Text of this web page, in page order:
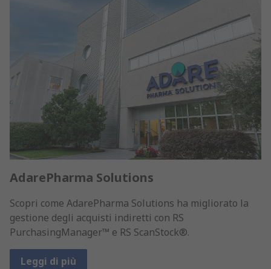
AdarePharma Solutions
Scopri come AdarePharma Solutions ha migliorato la
gestione degli acquisti indiretti con RS
PurchasingManager™ e RS ScanStock®.
Leggi di più